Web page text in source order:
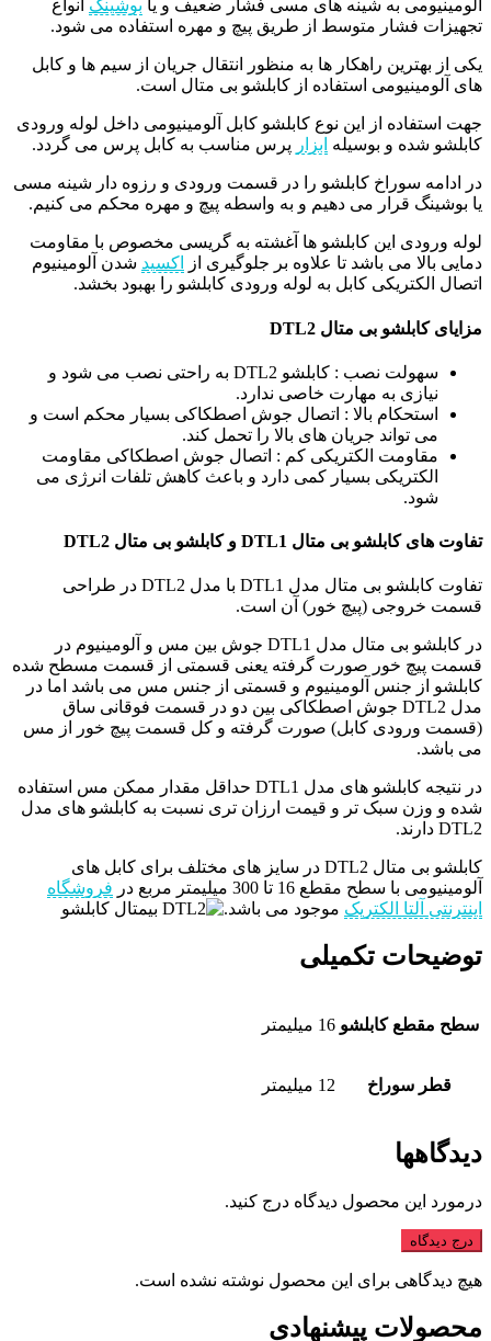
آلومينيومی به شينه های مسی فشار ضعيف و يا بوشينگ انواع
تجهيزات فشار متوسط از طريق پيچ و مهره استفاده می شود.
یکی از بهترین راهکار ها به منظور انتقال جریان از سیم ها و کابل
های آلومینیومی استفاده از کابلشو بی متال است.
جهت استفاده از اين نوع کابلشو کابل آلومينيومی داخل لوله ورودی
کابلشو شده و بوسيله ابزار پرس مناسب به کابل پرس می گردد.
در ادامه سوراخ کابلشو را در قسمت ورودی و رزوه دار شينه مسی
يا بوشينگ قرار می دهیم و به واسطه پيچ و مهره محکم می کنیم.
لوله ورودی اين کابلشو ها آغشته به گريسی مخصوص با مقاومت
دمايی بالا می باشد تا علاوه بر جلوگيری از
اکسيد شدن آلومينيوم
اتصال الکتريکی کابل به لوله ورودی کابلشو را بهبود بخشد.
مزایای کابلشو بی متال DTL2
سهولت نصب : کابلشو DTL2 به راحتی نصب می شود و
نیازی به مهارت خاصی ندارد.
استحکام بالا : اتصال جوش اصطکاکی بسیار محکم است و
می تواند جریان های بالا را تحمل کند.
مقاومت الکتریکی کم : اتصال جوش اصطکاکی مقاومت
الکتریکی بسیار کمی دارد و باعث کاهش تلفات انرژی می
شود.
تفاوت های کابلشو بی متال DTL1 و کابلشو بی متال DTL2
تفاوت کابلشو بی متال مدل DTL1 با مدل DTL2 در طراحی
قسمت خروجی (پيچ خور) آن است.
در کابلشو بی متال مدل DTL1 جوش بين مس و آلومينيوم در
قسمت پيچ خور صورت گرفته يعنی قسمتی از قسمت مسطح شده
کابلشو از جنس آلومينيوم و قسمتی از جنس مس می باشد اما در
مدل DTL2 جوش اصطکاکی بين دو در قسمت فوقانی ساق
(قسمت ورودی کابل) صورت گرفته و کل قسمت پيچ خور از مس
می باشد.
در نتيجه کابلشو های مدل DTL1 حداقل مقدار ممکن مس استفاده
شده و وزن سبک تر و قيمت ارزان تری نسبت به کابلشو های مدل
DTL2 دارند.
کابلشو بی متال DTL2 در سایز های مختلف برای کابل های
آلومینیومی با سطح مقطع 16 تا 300 میلیمتر مربع در
فروشگاه
اینترنتی آلتا الکتریک موجود می باشد.
توضیحات تکمیلی
سطح مقطع کابلشو 16 میلیمتر
قطر سوراخ 12 میلیمتر
دیدگاهها
درمورد این محصول دیدگاه درج کنید.
درج دیدگاه
هیچ دیدگاهی برای این محصول نوشته نشده است.
محصولات پیشنهادی